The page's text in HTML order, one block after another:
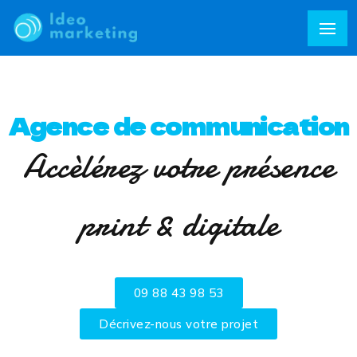
Agence de communication
Accèlérez votre présence
print & digitale
09 88 43 98 53
Décrivez-nous votre projet